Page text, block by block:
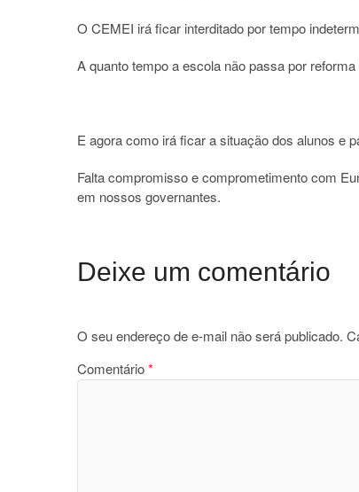
O CEMEI irá ficar interditado por tempo
A quanto tempo a escola não passa por reforma
E agora como irá ficar a situação dos alunos e
Falta compromisso e comprometimento com
em nossos governantes.
Deixe um comentário
O seu endereço de e-mail não será publicado.
Comentário*